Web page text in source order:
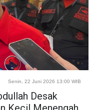
Senin, 22 Juni 2026 13:00 WIB
Desak